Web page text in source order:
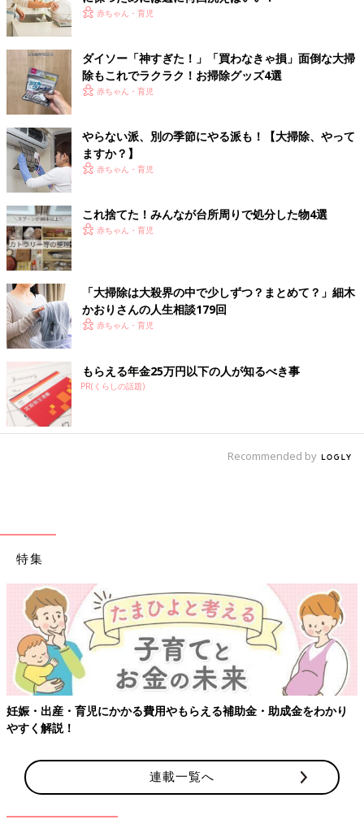
赤ちゃん・育児
ダイソー「神すぎた！」「買わなきゃ損」面倒な大掃
除もこれでラクラク！お掃除グッズ4選
赤ちゃん・育児
やらない派、別の季節にやる派も！【大掃除、やって
ますか？】
赤ちゃん・育児
これ捨てた！みんなが台所周りで処分した物4選
赤ちゃん・育児
「大掃除は大殺界の中で少しずつ？まとめて？」細木
かおりさんの人生相談179回
赤ちゃん・育児
もらえる年金25万円以下の人が知るべき事
PR(くらしの話題)
Recommended by
特集
妊娠・出産・育児にかかる費用やもらえる補助金・助成金をわかり
やすく解説！
連載一覧へ